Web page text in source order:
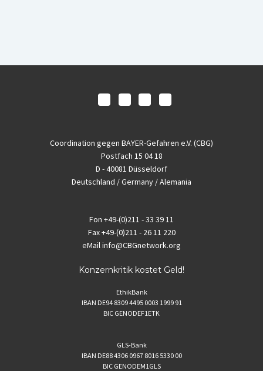
Coordination gegen BAYER-Gefahren e.V. (CBG)
Postfach 15 04 18
D - 40081 Düsseldorf
Deutschland / Germany / Alemania
Fon +49-(0)211 - 33 39 11
Fax+49-(0)211 - 26 11 220
eMailinfo@CBGnetwork.org
Konzernkritik kostet Geld!
EthikBank
IBAN DE94 8309 4495 0003 1999 91
BIC GENODEF1ETK
GLS-Bank
IBAN DE88 4306 0967 8016 5330 00
BIC GENODEM1GLS